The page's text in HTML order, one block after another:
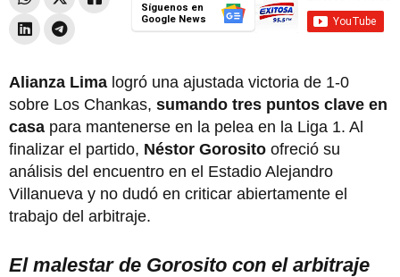
Síguenos en
Google News
Alianza Lima logró una ajustada victoria de 1-0
sobre Los Chankas, sumando tres puntos clave en
casa para mantenerse en la pelea en la Liga 1. Al
finalizar el partido, Néstor Gorosito ofreció su
análisis del encuentro en el Estadio Alejandro
Villanueva y no dudó en criticar abiertamente el
trabajo del arbitraje.
El malestar de Gorosito con el arbitraje